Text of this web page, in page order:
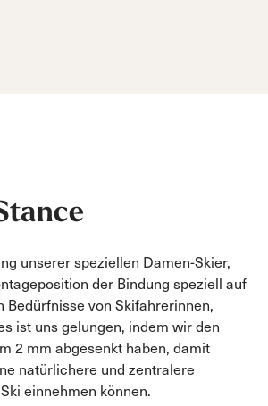
unserer speziellen Damen-Skier,
der Bindung speziell auf
Bedürfnisse von Skifahrerinnen,
ist uns gelungen, indem wir den
2 mm abgesenkt haben, damit
natürlichere und zentralere
einnehmen können.